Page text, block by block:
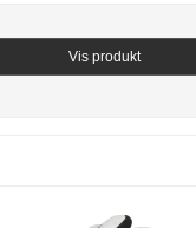
Vis produkt